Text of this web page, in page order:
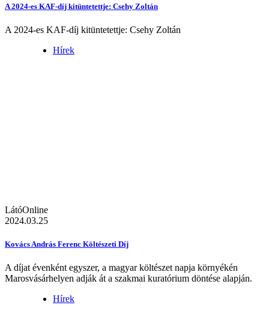
A 2024-es KAF-díj kitüntetettje: Csehy Zoltán
A 2024-es KAF-díj kitüntetettje: Csehy Zoltán
Hírek
LátóOnline
2024.03.25
Kovács András Ferenc Költészeti Díj
A díjat évenként egyszer, a magyar költészet napja környékén
Marosvásárhelyen adják át a szakmai kuratórium döntése alapján.
Hírek